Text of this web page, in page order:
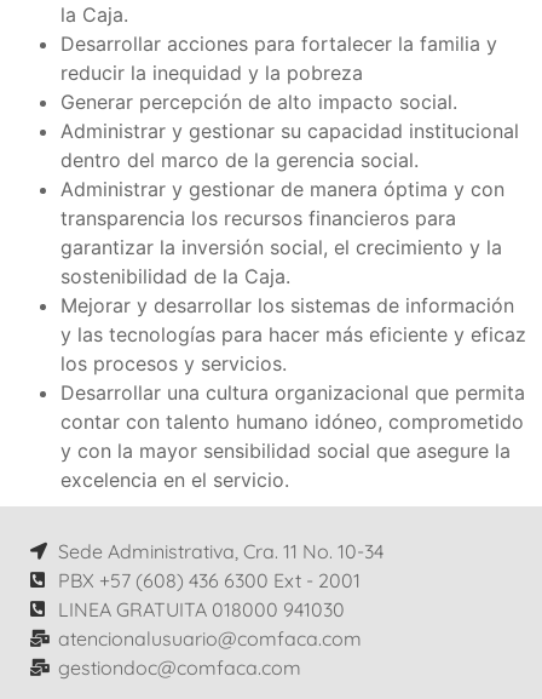
la Caja.
Desarrollar acciones para fortalecer la familia y
reducir la inequidad y la pobreza
Generar percepción de alto impacto social.
Administrar y gestionar su capacidad institucional
dentro del marco de la gerencia social.
Administrar y gestionar de manera óptima y con
transparencia los recursos financieros para
garantizar la inversión social, el crecimiento y la
sostenibilidad de la Caja.
Mejorar y desarrollar los sistemas de información
y las tecnologías para hacer más eficiente y eficaz
los procesos y servicios.
Desarrollar una cultura organizacional que permita
contar con talento humano idóneo, comprometido
y con la mayor sensibilidad social que asegure la
excelencia en el servicio.
Sede Administrativa, Cra. 11 No. 10-34
PBX +57 (608) 436 6300 Ext - 2001
LINEA GRATUITA 018000 941030
atencionalusuario@comfaca.com
gestiondoc@comfaca.com